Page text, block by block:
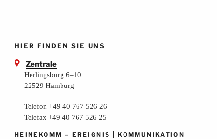
HIER FINDEN SIE UNS
Zentrale
Herlingsburg 6–10
22529 Hamburg
Telefon +49 40 767 526 26
Telefax +49 40 767 526 25
HEINEKOMM –EREIGNIS |KOMMUNIKATION